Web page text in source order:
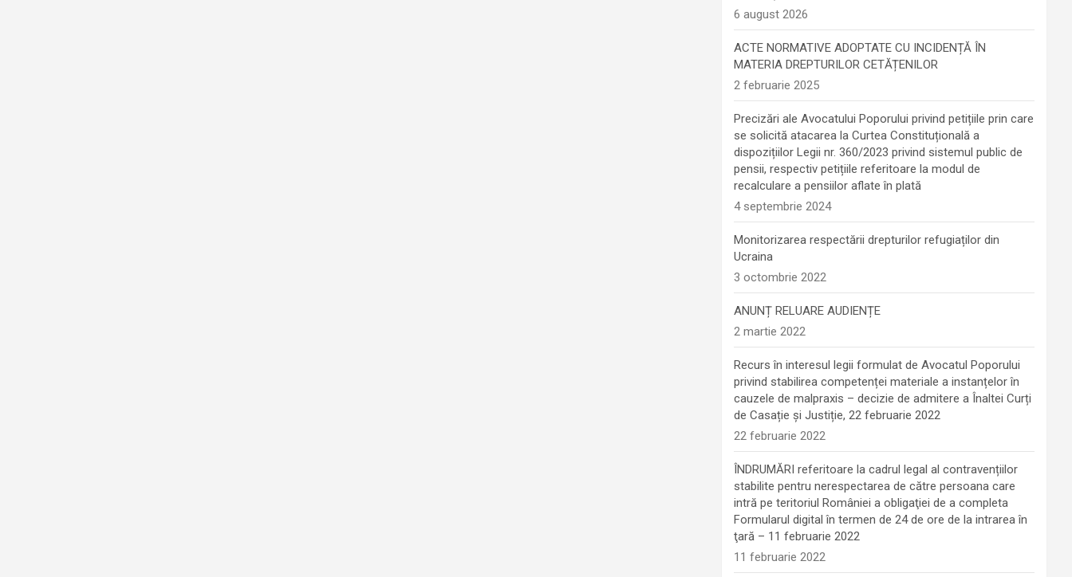
6 august 2026
ACTE NORMATIVE ADOPTATE CU INCIDENȚĂ ÎN
MATERIA DREPTURILOR CETĂȚENILOR
2 februarie 2025
Precizări ale Avocatului Poporului privind petițiile prin care
se solicită atacarea la Curtea Constituțională a
dispozițiilor Legii nr. 360/2023 privind sistemul public de
pensii, respectiv petițiile referitoare la modul de
recalculare a pensiilor aflate în plată
4 septembrie 2024
Monitorizarea respectării drepturilor refugiaților din
Ucraina
3 octombrie 2022
ANUNȚ RELUARE AUDIENȚE
2 martie 2022
Recurs în interesul legii formulat de Avocatul Poporului
privind stabilirea competenței materiale a instanțelor în
cauzele de malpraxis – decizie de admitere a Înaltei Curți
de Casație și Justiție, 22 februarie 2022
22 februarie 2022
ÎNDRUMĂRI referitoare la cadrul legal al contravențiilor
stabilite pentru nerespectarea de către persoana care
intră pe teritoriul României a obligaţiei de a completa
Formularul digital în termen de 24 de ore de la intrarea în
ţară – 11 februarie 2022
11 februarie 2022